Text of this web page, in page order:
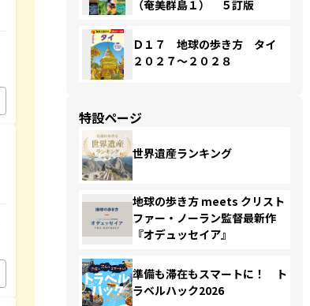
（奄美群島１） ５訂版
Ｄ１７ 地球の歩き方 タイ
２０２７～２０２８
特設ページ
世界遺産ランキング
地球の歩き方 meets クリスト
ファー・ノーラン監督最新作
『オデュッセイア』
準備も滞在もスマートに！ ト
ラベルハック2026